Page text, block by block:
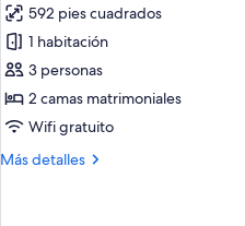
no
fumadores
(Palace
View)
de
Habitación
Deluxe
con
2
individuales,
592 pies cuadrados
1 habitación
3 personas
2 camas matrimoniales
Wifi gratuito
Más detalles
Más